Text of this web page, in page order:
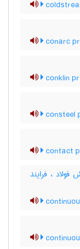
conarc
conklin
consteel
contact
فولاد ، فرایند